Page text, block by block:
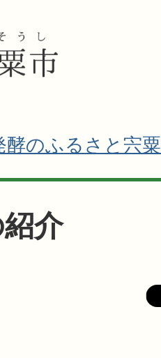
酵のふるさと宍粟
介